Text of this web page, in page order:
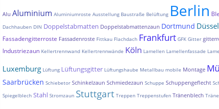
Alu Aluminium Aluminiumroste Ausstellung Baustraße Belüftung Berlin
Dachhauben DIN Doppelstabmatten Doppelstabmattenzaun Dortmund
Fassadengitterroste Fassadenroste Fittkau Flachdach Frankfurt GFK Gitter
Industriezaun Kellertrennwand Kellertrennwände Köln Lamellen Lamellenfassade
Luxemburg Lüftung Lüftungsgitter Lüftungshaube Metallbau mobile Montage
Saarbrücken Schiebetor Schinkelzaun Schmiedezaun Schuppe Schuppengeflecht
Spiegelblech Stahl Stromzaun Stuttgart Treppen Treppenstufen Tränenblech